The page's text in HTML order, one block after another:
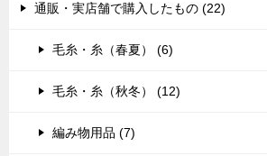
通販・実店舗で購入したもの (22)
毛糸・糸（春夏） (6)
毛糸・糸（秋冬） (12)
編み物用品 (7)